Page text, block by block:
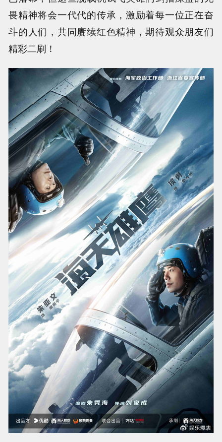
畏精神将会一代代的传承，激励着每一位正在奋
斗的人们，共同赓续红色精神，期待观众朋友们
精彩二刷！